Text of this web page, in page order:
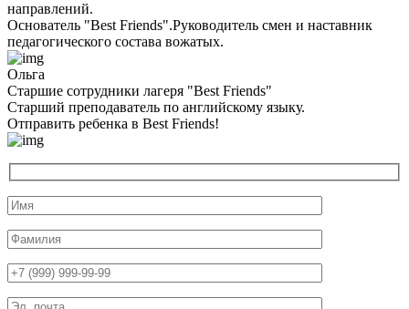
направлений.
Основатель "Best Friends".Руководитель смен и наставник
педагогического состава вожатых.
Ольга
Старшие сотрудники лагеря "Best Friends"
Cтарший преподаватель по английскому языку.
Отправить ребенка в Best Friends!